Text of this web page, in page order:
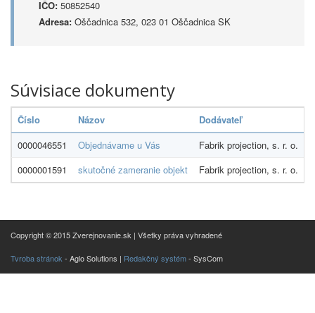
IČO: 50852540
Adresa: Oščadnica 532, 023 01 Oščadnica SK
Súvisiace dokumenty
Číslo Názov Dodávateľ
0000046551
Objednávame u Vás
Fabrik projection, s. r. o.
0000001591
skutočné zameranie objekt Fabrik projection, s. r. o.
Copyright © 2015 Zverejnovanie.sk | Všetky práva vyhradené
Tvroba stránok - Aglo Solutions | Redakčný systém- SysCom